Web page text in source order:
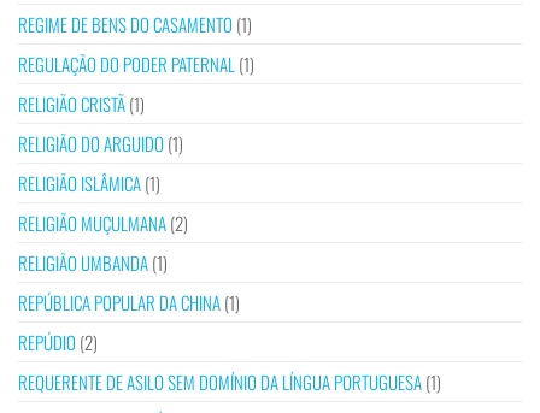
REGIME DE BENS DO CASAMENTO (1)
REGULAÇÃO DO PODER PATERNAL (1)
RELIGIÃO CRISTÃ(1)
RELIGIÃO DO ARGUIDO (1)
RELIGIÃO ISLÂMICA(1)
RELIGIÃO MUÇULMANA(2)
RELIGIÃO UMBANDA(1)
REPÚBLICA POPULAR DA CHINA(1)
REPÚDIO (2)
REQUERENTE DE ASILO SEM DOMÍNIO DA LÍNGUA PORTUGUESA(1)